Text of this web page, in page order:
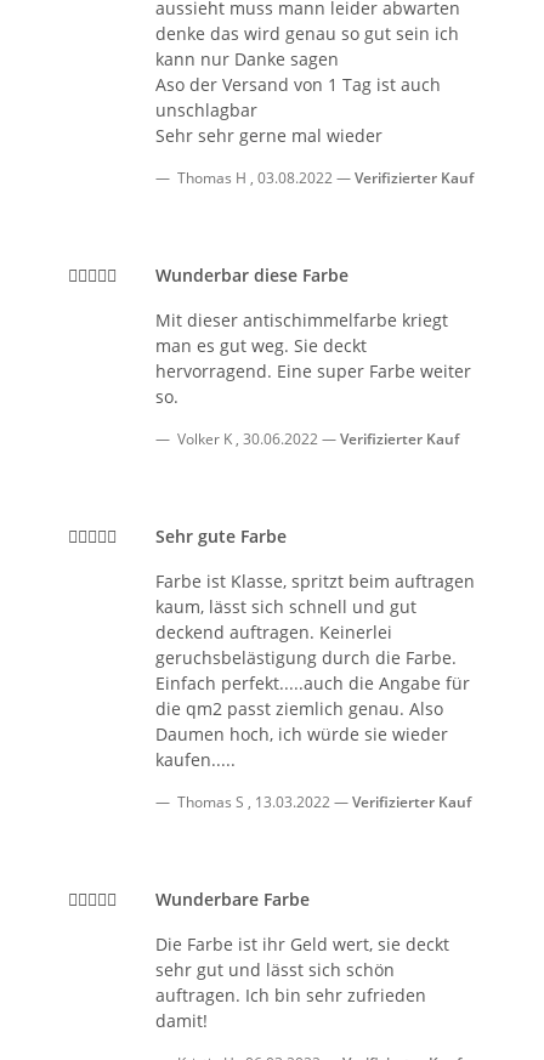
aussieht muss mann leider abwarten
denke das wird genau so gut sein ich
kann nur Danke sagen
Aso der Versand von 1 Tag ist auch
unschlagbar
Sehr sehr gerne mal wieder
Thomas H , 03.08.2022 Verifizierter Kauf
Wunderbar diese Farbe
Mit dieser antischimmelfarbe kriegt
man es gut weg. Sie deckt
hervorragend. Eine super Farbe weiter
so.
Volker K , 30.06.2022 Verifizierter Kauf
Sehr gute Farbe
Farbe ist Klasse, spritzt beim auftragen
kaum, lässt sich schnell und gut
deckend auftragen. Keinerlei
geruchsbelästigung durch die Farbe.
Einfach perfekt.....auch die Angabe für
die qm2 passt ziemlich genau. Also
Daumen hoch, ich würde sie wieder
kaufen.....
Thomas S , 13.03.2022 Verifizierter Kauf
Wunderbare Farbe
Die Farbe ist ihr Geld wert, sie deckt
sehr gut und lässt sich schön
auftragen. Ich bin sehr zufrieden
damit!